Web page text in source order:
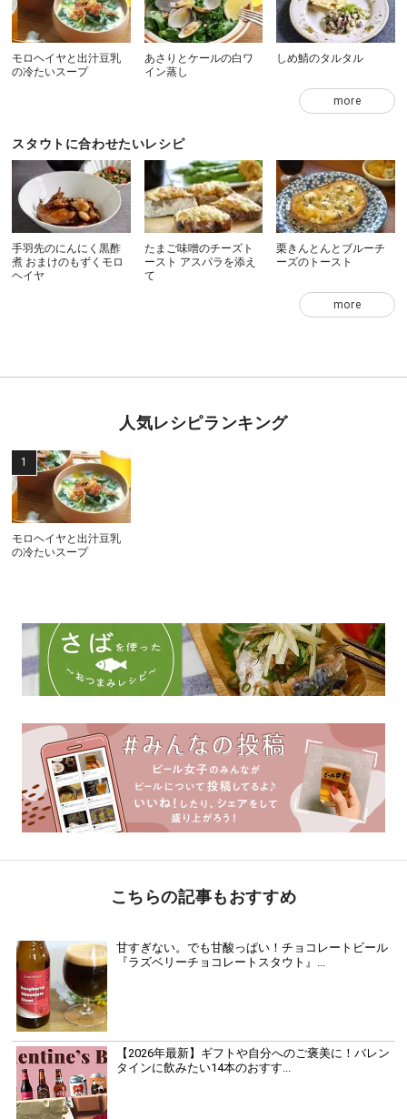
モロヘイヤと出汁豆乳
の冷たいスープ
あさりとケールの白ワ
イン蒸し
しめ鯖のタルタル
more
スタウトに合わせたいレシピ
手羽先のにんにく黒酢
煮 おまけのもずくモロ
ヘイヤ
たまご味噌のチーズト
ースト アスパラを添え
て
栗きんとんとブルーチ
ーズのトースト
more
人気レシピランキング
モロヘイヤと出汁豆乳
の冷たいスープ
こちらの記事もおすすめ
甘すぎない。でも甘酸っぱい！チョコレートビール
『ラズベリーチョコレートスタウト』...
【2026年最新】ギフトや自分へのご褒美に！バレン
タインに飲みたい14本のおすす...